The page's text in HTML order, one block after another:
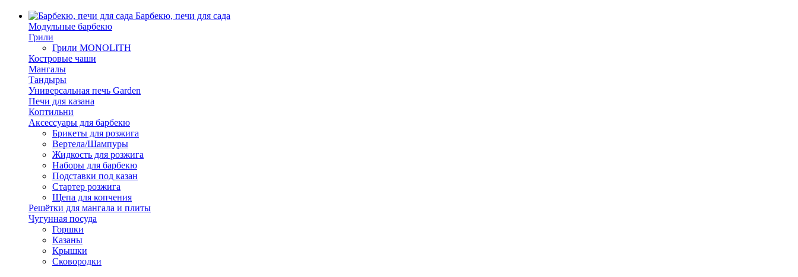
Барбекю, печи для сада
Модульные барбекю
Грили
Грили MONOLITH
Костровые чаши
Мангалы
Тандыры
Универсальная печь Garden
Печи для казана
Коптильни
Аксессуары для барбекю
Брикеты для розжига
Вертела/Шампуры
Жидкость для розжига
Наборы для барбекю
Подставки под казан
Стартер розжига
Щепа для копчения
Решётки для мангала и плиты
Чугунная посуда
Горшки
Казаны
Крышки
Сковородки